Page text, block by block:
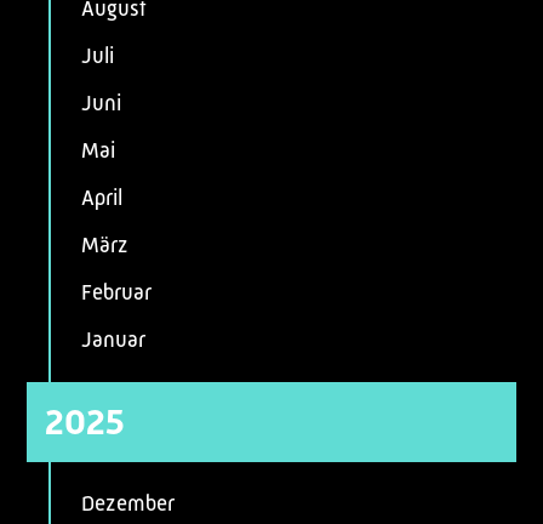
August
Juli
Juni
Mai
April
März
Februar
Januar
2025
Dezember